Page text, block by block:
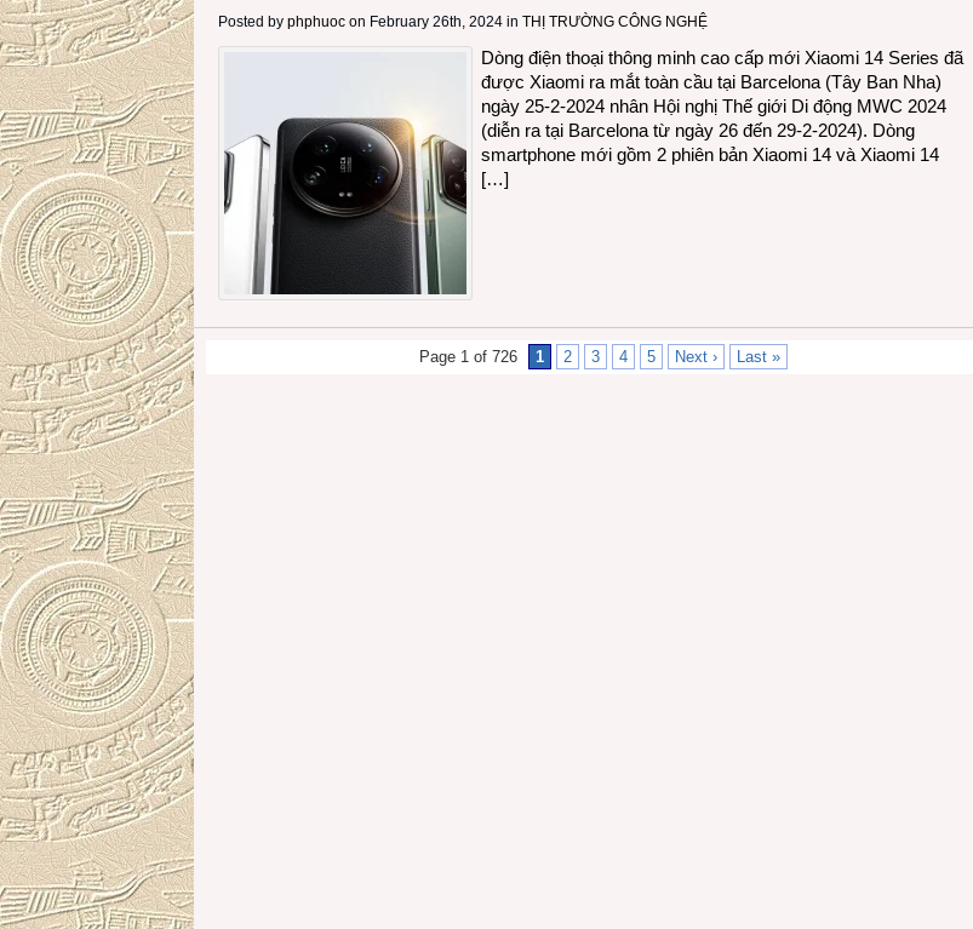
Posted by phphuoc on February 26th, 2024 in THỊ TRƯỜNG CÔNG NGHỆ
Dòng điện thoại thông minh cao cấp mới Xiaomi 14 Series đã
được Xiaomi ra mắt toàn cầu tại Barcelona (Tây Ban Nha)
ngày 25-2-2024 nhân Hội nghị Thế giới Di động MWC 2024
(diễn ra tại Barcelona từ ngày 26 đến 29-2-2024). Dòng
smartphone mới gồm 2 phiên bản Xiaomi 14 và Xiaomi 14
[…]
Page 1 of 726 1 2 3 4 5 Next › Last »